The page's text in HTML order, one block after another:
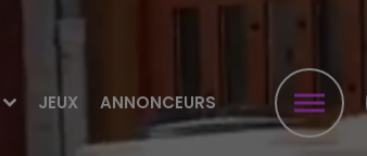
JEUX ANNONCEURS